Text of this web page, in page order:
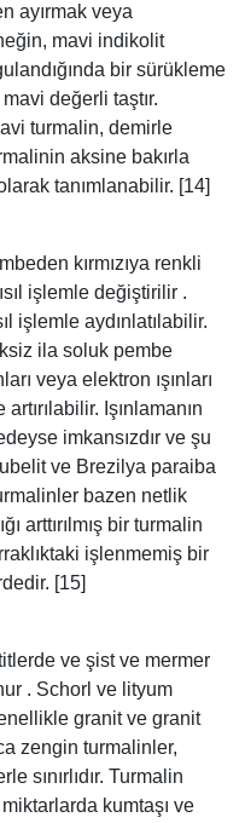
ayırmak veya
mavi indikolit
bir sürükleme
değerli taştır.
turmalin, demirle
aksine bakırla
tanımlanabilir. [14]
kırmızıya renkli
işlemle değiştirilir .
işlemle aydınlatılabilir.
ila soluk pembe
veya elektron ışınları
Işınlamanın
imkansızdır ve şu
ve Brezilya paraiba
bazen netlik
arttırılmış bir turmalin
işlenmemiş bir
[15]
ve şist ve mermer
. Schorl ve lityum
granit ve granit
zengin turmalinler,
sınırlıdır. Turmalin
kumtaşı ve